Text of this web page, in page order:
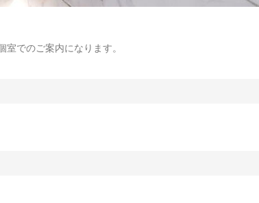
でのご案内になります。